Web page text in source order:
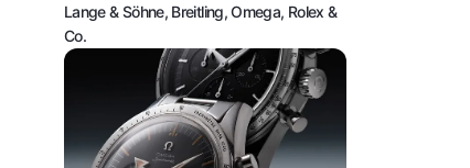
Lange & Söhne, Breitling, Omega, Rolex &
Co.